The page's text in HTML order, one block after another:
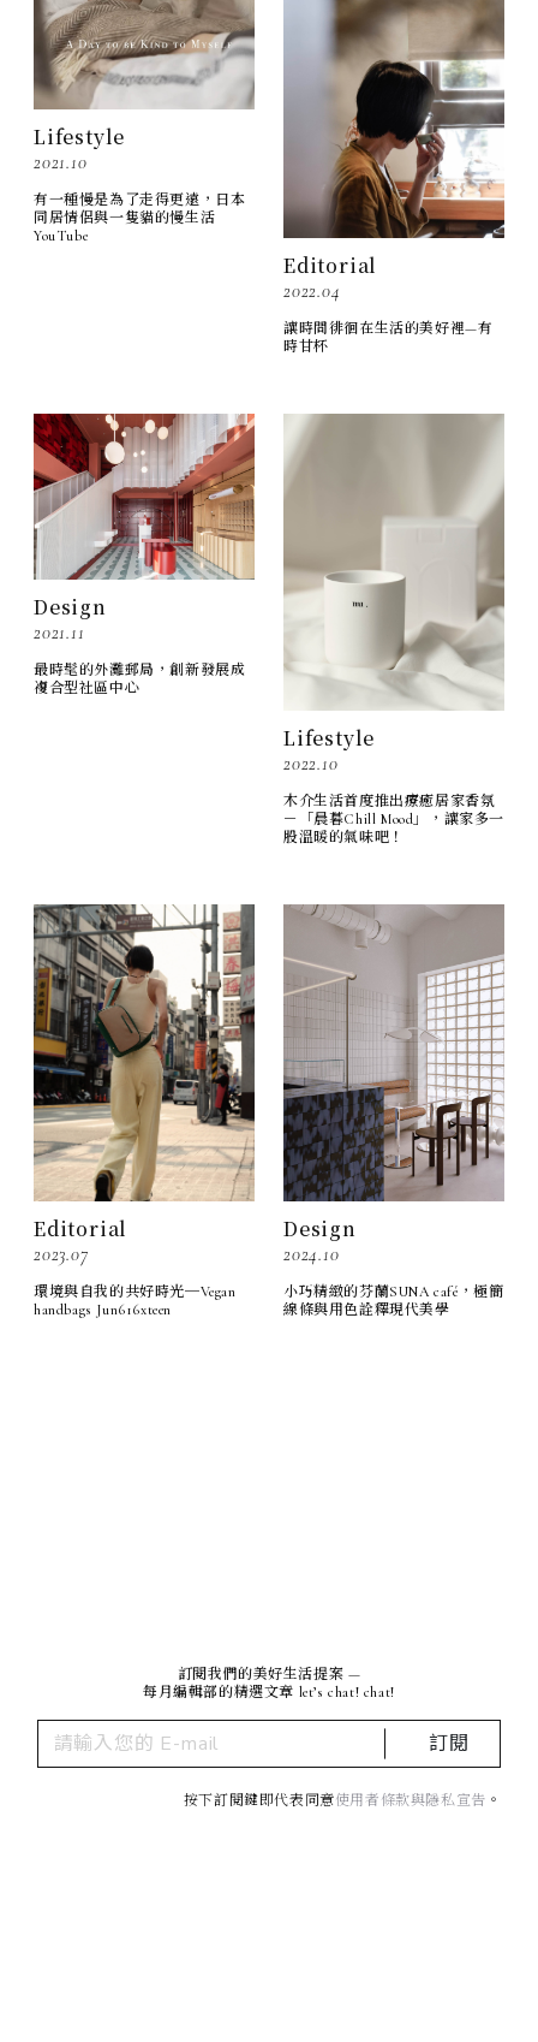
Lifestyle
2021.10
有一種慢是為了走得更遠，日本
同居情侶與一隻貓的慢生活
YouTube
Editorial
2022.04
讓時間徘徊在生活的美好裡—有
時甘杯
Design
2021.11
最時髦的外灘郵局，創新發展成
複合型社區中心
Lifestyle
2022.10
木介生活首度推出療癒居家香氛
－「晨暮Chill Mood」，讓家多一
股溫暖的氣味吧！
Editorial
2023.07
環境與自我的共好時光─Vegan
handbags Jun616xteen
Design
2024.10
小巧精緻的芬蘭SUNA café，極簡
線條與用色詮釋現代美學
訂閱我們的美好生活提案 —
每月編輯部的精選文章 let’s chat! chat!
訂閱
按下訂閱鍵即代表同意使用者條款與隱私宣告 。